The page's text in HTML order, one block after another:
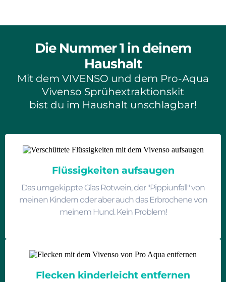
Die Nummer 1 in deinem
Haushalt
Mit dem VIVENSO und dem Pro-Aqua
Vivenso Sprühextraktionskit
bist du im Haushalt unschlagbar!
Flüssigkeiten aufsaugen
Das umgekippte Glas Rotwein, der "Pippiunfall" von
meinen Kindern oder aber auch das Erbrochene von
meinem Hund. Kein Problem!
Flecken kinderleicht entfernen